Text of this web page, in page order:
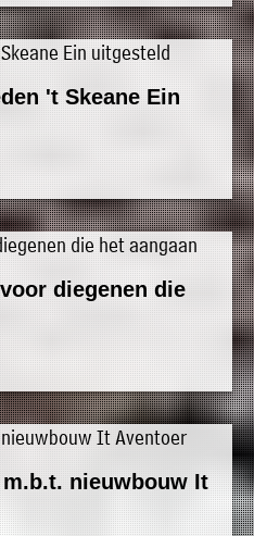
't Skeane Ein
diegenen die
nieuwbouw It